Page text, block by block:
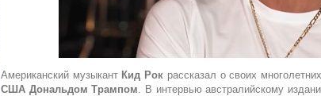
Американский музыкант Кид Рок рассказал о своих
США Дональдом Трампом. В интервью австралийскому